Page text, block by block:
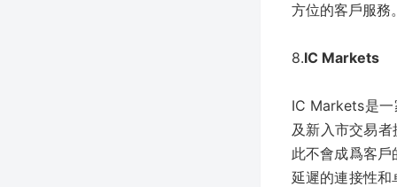
方位的客戶服務
8.IC Markets
IC Markets是
及新入市交易
此不會成爲客
延遲的連接性